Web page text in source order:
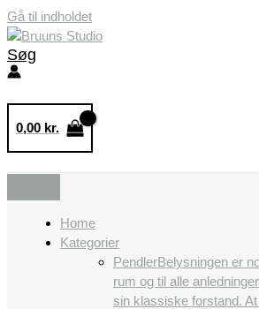
Gå til indholdet
Søg
0,00 kr.
Home
Kategorier
PendlerBelysningen er
rum og til alle
sin klassiske forstand.